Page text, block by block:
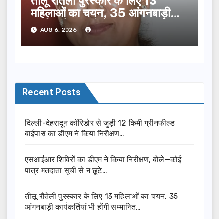
महिलाओं का चयन, 35 आंगनबाड़ी
कार्यकर्तियां भी होंगी सम्मानित…
AUG 6, 2026
Recent Posts
दिल्ली-देहरादून कॉरिडोर से जुड़ी 12 किमी ग्रीनफील्ड
बाईपास का डीएम ने किया निरीक्षण…
एसआईआर शिविरों का डीएम ने किया निरीक्षण, बोले—कोई
पात्र मतदाता सूची से न छूटे…
तीलू रौतेली पुरस्कार के लिए 13 महिलाओं का चयन, 35
आंगनबाड़ी कार्यकर्तियां भी होंगी सम्मानित…